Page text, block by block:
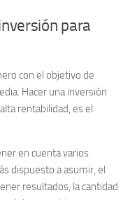
para
con el objetivo de
Hacer una inversión
rentabilidad, es el
en cuenta varios
dispuesto a asumir, el
resultados, la cantidad